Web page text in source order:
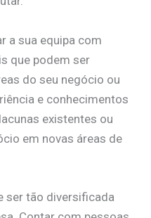
a sua equipa com
que podem ser
do seu negócio ou
e conhecimentos
existentes ou
em novas áreas de
ser tão diversificada